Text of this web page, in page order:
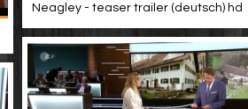
Neagley - teaser trailer (deutsch) hd